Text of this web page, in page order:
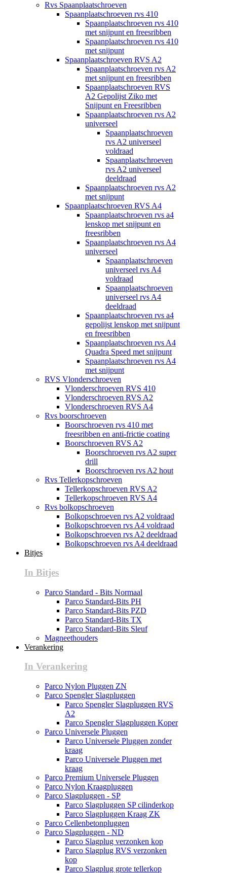
Rvs Spaanplaatschroeven
Spaanplaatschroeven rvs 410
Spaanplaatschroeven rvs 410
met snijpunt en freesribben
Spaanplaatschroeven rvs 410
met snijpunt
Spaanplaatschroeven RVS A2
Spaanplaatschroeven rvs A2
met snijpunt en freesribben
Spaanplaatschroeven RVS
A2 Gepolijst Ziko met
Snijpunt en Freesribben
Spaanplaatschroeven rvs A2
universeel
Spaanplaatschroeven
rvs A2 universeel
voldraad
Spaanplaatschroeven
rvs A2 universeel
deeldraad
Spaanplaatschroeven rvs A2
met snijpunt
Spaanplaatschroeven RVS A4
Spaanplaatschroeven rvs a4
lenskop met snijpunt en
freesribben
Spaanplaatschroeven rvs A4
universeel
Spaanplaatschroeven
universeel rvs A4
voldraad
Spaanplaatschroeven
universeel rvs A4
deeldraad
Spaanplaatschroeven rvs a4
gepolijst lenskop met snijpunt
en freesribben
Spaanplaatschroeven rvs A4
Quadra Speed met snijpunt
Spaanplaatschroeven rvs A4
met snijpunt
RVS Vlonderschroeven
Vlonderschroeven RVS 410
Vlonderschroeven RVS A2
Vlonderschroeven RVS A4
Rvs boorschroeven
Boorschroeven rvs 410 met
freesribben en anti-frictie coating
Boorschroeven RVS A2
Boorschroeven rvs A2 super
drill
Boorschroeven rvs A2 hout
Rvs Tellerkopschroeven
Tellerkopschroeven RVS A2
Tellerkopschroeven RVS A4
Rvs bolkopschroeven
Bolkopschroeven rvs A2 voldraad
Bolkopschroeven rvs A4 voldraad
Bolkopschroeven rvs A2 deeldraad
Bolkopschroeven rvs A4 deeldraad
Bitjes
In Bitjes
Parco Standard - Bits Normaal
Parco Standard-Bits PH
Parco Standard-Bits PZD
Parco Standard-Bits TX
Parco Standard-Bits Sleuf
Magneethouders
Verankering
In Verankering
Parco Nylon Pluggen ZN
Parco Spengler Slagpluggen
Parco Spengler Slagpluggen RVS
A2
Parco Spengler Slagpluggen Koper
Parco Universele Pluggen
Parco Universele Pluggen zonder
kraag
Parco Universele Pluggen met
kraag
Parco Premium Universele Pluggen
Parco Nylon Kraagpluggen
Parco Slagpluggen - SP
Parco Slagpluggen SP cilinderkop
Parco Slagpluggen Kraag ZK
Parco Cellenbetonpluggen
Parco Slagpluggen - ND
Parco Slagplug verzonken kop
Parco Slagplug RVS verzonken
kop
Parco Slagplug grote tellerkop